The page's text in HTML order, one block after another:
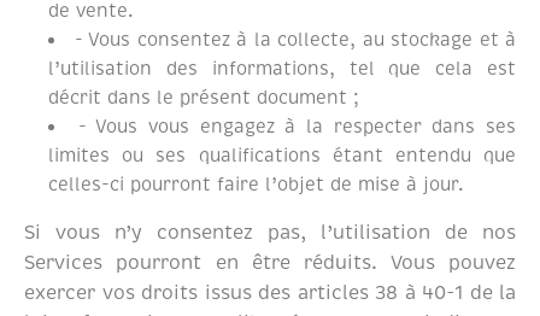
de vente.
- Vous consentez à la collecte, au stockage et à
l’utilisation des informations, tel que cela est
décrit dans le présent document ;
- Vous vous engagez à la respecter dans ses
limites ou ses qualifications étant entendu que
celles-ci pourront faire l’objet de mise à jour.
Si vous n’y consentez pas, l’utilisation de nos
Services pourront en être réduits. Vous pouvez
exercer vos droits issus des articles 38 à 40-1 de la